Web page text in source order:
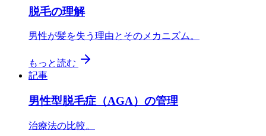
脱毛の理解
男性が髪を失う理由とそのメカニズム。
もっと読む
記事
男性型脱毛症（AGA）の管理
治療法の比較。